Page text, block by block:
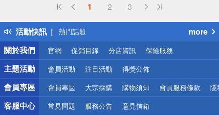
1 2 3
活動快訊
詐騙網頁！請小心！
得獎公告
熱門話題
銀行優惠
偏遠地區配送
詐騙網頁！請小心！
more
關於我們
官網 促銷目錄 分店資訊 保險服務
主題活動 會員活動 注目活動 得獎公佈
會員專區 會員專區 大宗採購 購物須知 會員服務條款 隱
客服中心 常見問題 服務公告 意見信箱